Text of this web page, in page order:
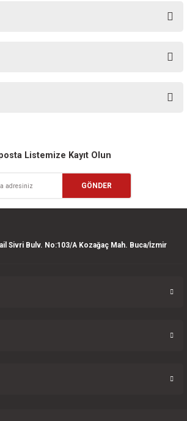
öneri formunu kullanarak tarafımıza
bozuk veya görüntülenemiyor.
eksik bilgiler bulunuyor.
bulunuyor.
daha pahalı.
Deneyimini Paylaş
Listemize Kayıt Olun
GÖNDER
Sivri Bulv. No:103/A Kozağaç Mah. Buca/İzmir